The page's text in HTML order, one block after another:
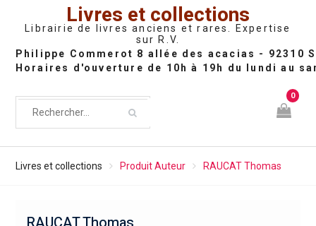
Livres et collections
Librairie de livres anciens et rares. Expertise
sur R.V.
0
Livres et collections Produit Auteur RAUCAT Thomas